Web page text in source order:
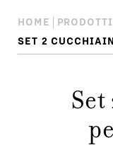
HOME PRODOTTI
SET 2